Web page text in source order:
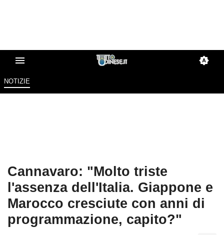
NOTIZIE
Cannavaro: "Molto triste
l'assenza dell'Italia. Giappone e
Marocco cresciute con anni di
programmazione, capito?"